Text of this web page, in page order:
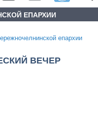
ЕПАРХИИ
епархии
ВЕЧЕР